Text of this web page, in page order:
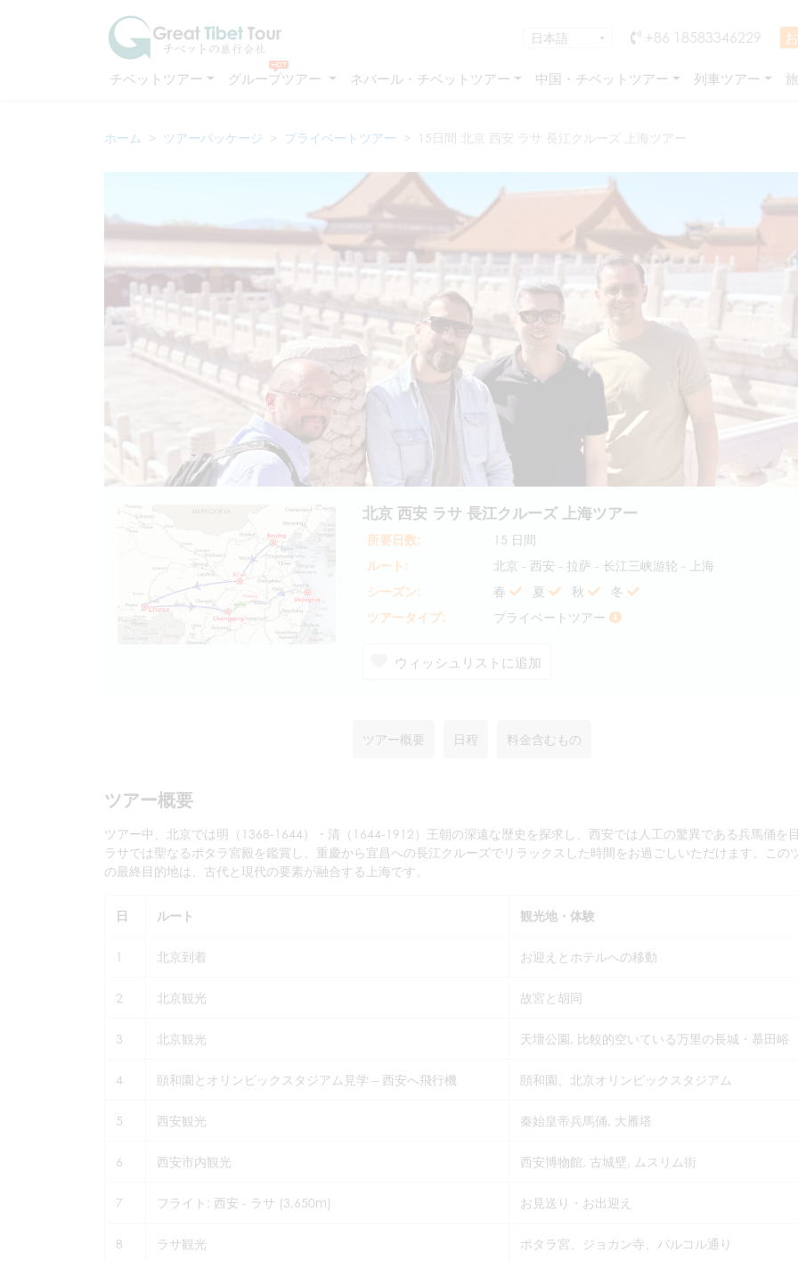
+86 18583346229
チベットツアー グループツアー ネパール・チベットツアー 中国・チベットツアー 列車ツアー
ホーム ツアーパッケージ プライベートツアー 15日間 北京 西安 ラサ 長江クルーズ 上海ツアー
北京 西安 ラサ 長江クルーズ 上海ツアー
所要日数:
15 日間
ルート:
北京 - 西安 - 拉萨 - 长江三峡游轮 - 上海
シーズン:
春 夏 秋
冬
ツアータイプ:
プライベートツアー
ウィッシュリストに追加
ツアー概要 日程 料金含むもの
ツアー概要
ツアー中、北京では明（1368-1644）・清（1644-1912）王朝の深遠な歴史を探求し、西安では人工の驚異である兵馬俑を
ラサでは聖なるポタラ宮殿を鑑賞し、重慶から宜昌への長江クルーズでリラックスした時間をお過ごしいただけます。この
の最終目的地は、古代と現代の要素が融合する上海です。
日 ルート 観光地・体験
1 北京到着 お迎えとホテルへの移動
2 北京観光 故宮と胡同
3 北京観光 天壇公園, 比較的空いている万里の長城・慕田峪
4 頤和園とオリンピックスタジアム見学 – 西安へ飛行機 頤和園、北京オリンピックスタジアム
5 西安観光 秦始皇帝兵馬俑, 大雁塔
6 西安市内観光 西安博物館, 古城壁, ムスリム街
7 フライト: 西安 - ラサ (3,650m) お見送り・お出迎え
8 ラサ観光 ポタラ宮、ジョカン寺、バルコル通り